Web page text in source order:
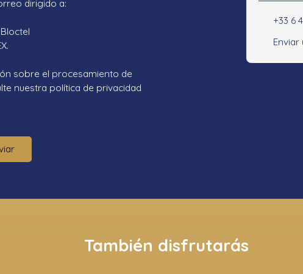
dirigido a:
sobre el procesamiento de
nuestra política de privacidad
+33 6
También disfrutarás